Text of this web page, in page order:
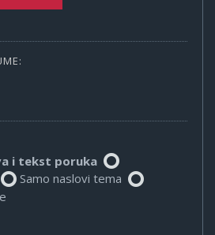
i tekst poruka
Samo naslovi tema